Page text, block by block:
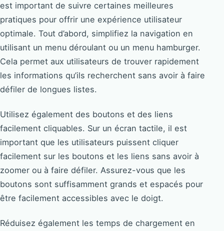
est important de suivre certaines meilleures
pratiques pour offrir une expérience utilisateur
optimale. Tout d’abord, simplifiez la navigation en
utilisant un menu déroulant ou un menu hamburger.
Cela permet aux utilisateurs de trouver rapidement
les informations qu’ils recherchent sans avoir à faire
défiler de longues listes.
Utilisez également des boutons et des liens
facilement cliquables. Sur un écran tactile, il est
important que les utilisateurs puissent cliquer
facilement sur les boutons et les liens sans avoir à
zoomer ou à faire défiler. Assurez-vous que les
boutons sont suffisamment grands et espacés pour
être facilement accessibles avec le doigt.
Réduisez également les temps de chargement en